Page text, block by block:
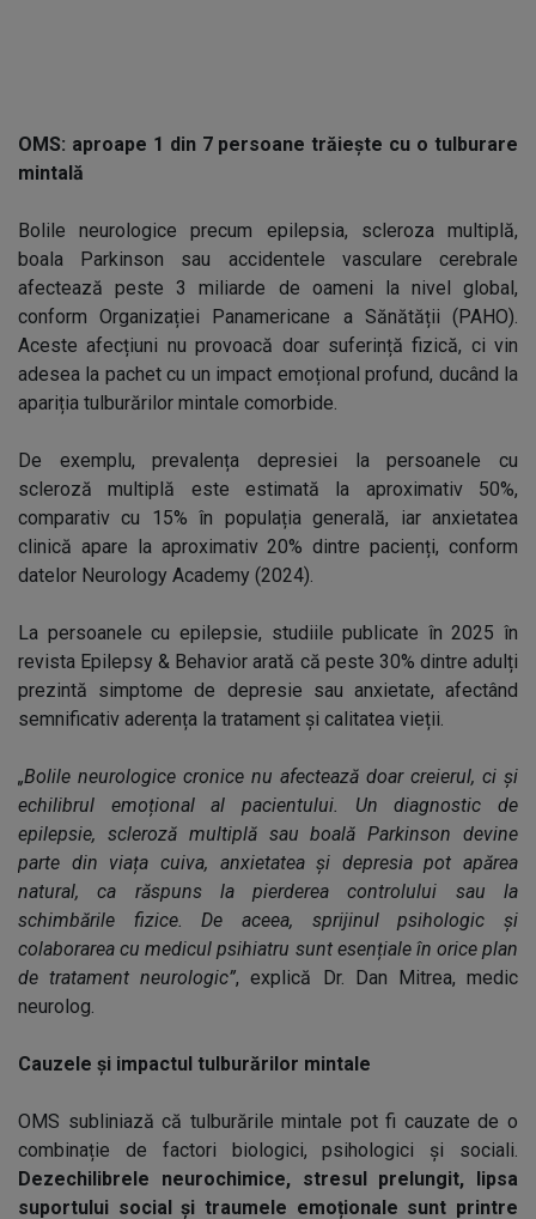
OMS: aproape 1 din 7 persoane trăiește cu o tulburare
mintală
Bolile neurologice precum epilepsia, scleroza multiplă,
boala Parkinson sau accidentele vasculare cerebrale
afectează peste 3 miliarde de oameni la nivel global,
conform Organizației Panamericane a Sănătății (PAHO).
Aceste afecțiuni nu provoacă doar suferință fizică, ci vin
adesea la pachet cu un impact emoțional profund, ducând la
apariția tulburărilor mintale comorbide.
De exemplu, prevalența depresiei la persoanele cu
scleroză multiplă este estimată la aproximativ 50%,
comparativ cu 15% în populația generală, iar anxietatea
clinică apare la aproximativ 20% dintre pacienți, conform
datelor Neurology Academy (2024).
La persoanele cu epilepsie, studiile publicate în 2025 în
revista Epilepsy & Behavior arată că peste 30% dintre adulți
prezintă simptome de depresie sau anxietate, afectând
semnificativ aderența la tratament și calitatea vieții.
„Bolile neurologice cronice nu afectează doar creierul, ci și
echilibrul emoțional al pacientului. Un diagnostic de
epilepsie, scleroză multiplă sau boală Parkinson devine
parte din viața cuiva, anxietatea și depresia pot apărea
natural, ca răspuns la pierderea controlului sau la
schimbările fizice. De aceea, sprijinul psihologic și
colaborarea cu medicul psihiatru sunt esențiale în orice plan
de tratament neurologic”, explică Dr. Dan Mitrea, medic
neurolog.
Cauzele și impactul tulburărilor mintale
OMS subliniază că tulburările mintale pot fi cauzate de o
combinație de factori biologici, psihologici și sociali.
Dezechilibrele neurochimice, stresul prelungit, lipsa
suportului social și traumele emoționale sunt printre